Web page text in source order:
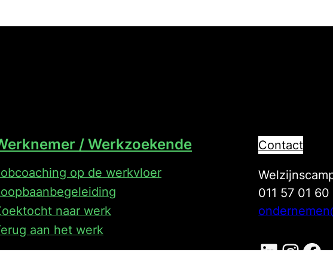
/ Werkzoekende
op de werkvloer
naar werk
aan het werk
Contact
011 57 01 60